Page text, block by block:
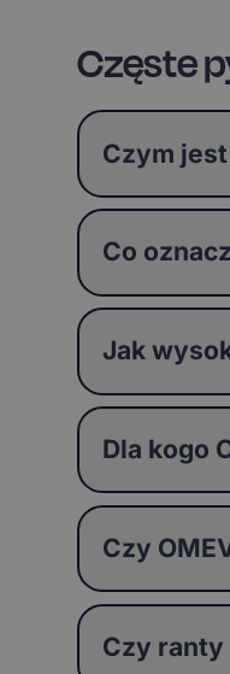
Częste
Czym
Co
Jak
Dla kogo
Czy
Czy ranty